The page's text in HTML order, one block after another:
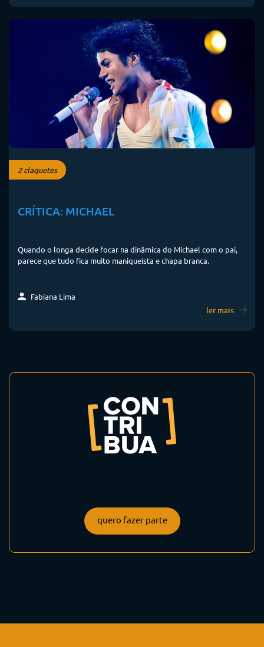
2 claquetes
CRÍTICA: MICHAEL
Quando o longa decide focar na dinâmica do Michael com o pai,
parece que tudo fica muito maniqueísta e chapa branca.
Fabiana Lima
ler mais
quero fazer parte